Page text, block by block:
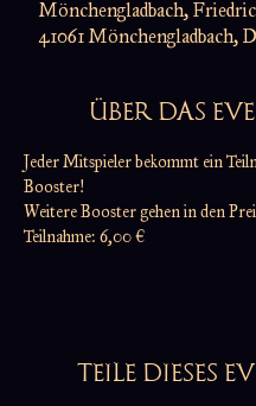
Mönchengladbach,
41061 Mönchengladbach,
ÜBER DAS
Jeder Mitspieler bekommt ein
Booster!
Weitere Booster gehen in den
Teilnahme: 6,00 €
TEILE DIESES